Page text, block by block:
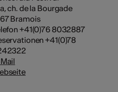
ch. de la Bourgade
Bramois
+41(0)76 8032887
+41(0)78